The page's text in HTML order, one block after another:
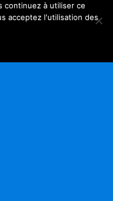
continuez à utiliser ce
acceptez l'utilisation des